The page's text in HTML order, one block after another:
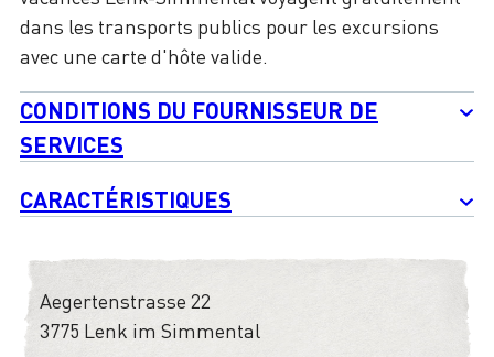
dans les transports publics pour les excursions
avec une carte d'hôte valide.
CONDITIONS DU FOURNISSEUR DE
SERVICES
CARACTÉRISTIQUES
Aegertenstrasse 22
3775 Lenk im Simmental